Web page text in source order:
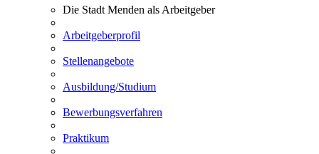
Die Stadt Menden als Arbeitgeber
Arbeitgeberprofil
Stellenangebote
Ausbildung/Studium
Bewerbungsverfahren
Praktikum